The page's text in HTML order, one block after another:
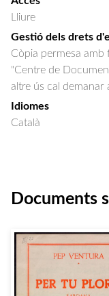
Lliure
Gestió dels drets
Còpia permesa
"Centre de
altre ús cal demanar
Idiomes
Català
Documents